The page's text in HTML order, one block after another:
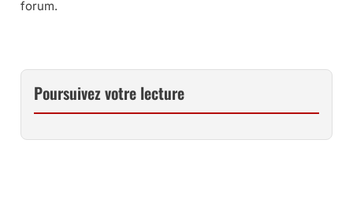
forum.
Poursuivez votre lecture